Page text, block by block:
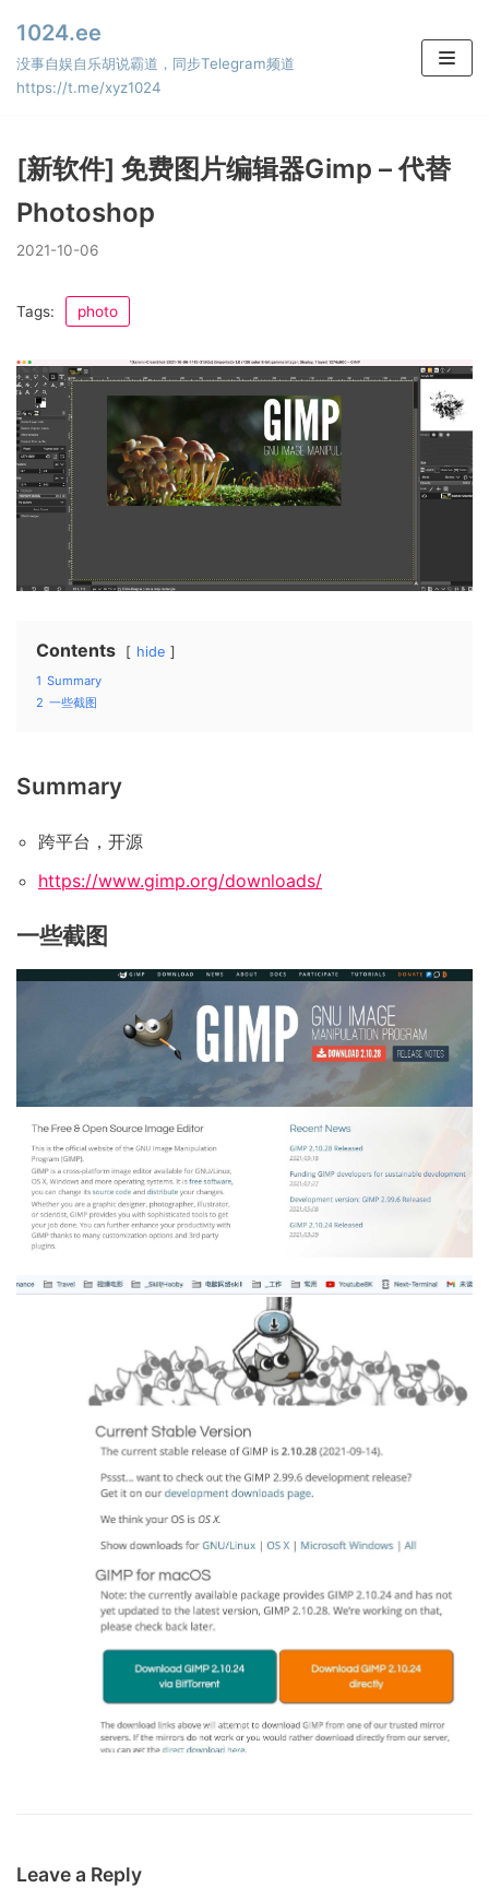
Skip
to
content
1024.ee
没事自娱自乐胡说霸道，同步Telegram频道
https://t.me/xyz1024
[新软件] 免费图片编辑器Gimp – 代替
Photoshop
2021-10-06
Tags: photo
Contents hide
1 Summary
2 一些截图
Summary
跨平台，开源
https://www.gimp.org/downloads/
一些截图
Leave a Reply